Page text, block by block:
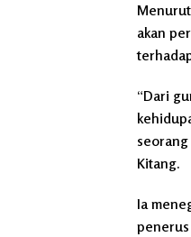
akan
“Dari
Kitang.
Ia